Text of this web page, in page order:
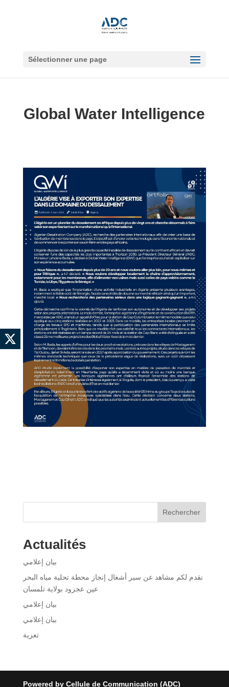
Sélectionner une page
Global Water Intelligence
Rechercher
Actualités
بيان إعلامي
نقدم لكم مشاهد عن سير أشغال إنجاز محطة تحلية مياه البحر
عين عجرود بولاية تلمسان
بيان إعلامي
بيان إعلامي
تعزية
Powered by Cellule de Communication (ADC)